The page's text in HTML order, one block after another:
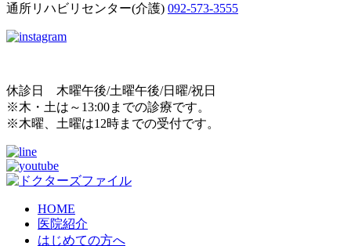
通所リハビリセンター(介護) 092-573-3555
休診日 木曜午後/土曜午後/日曜/祝日
※木・土は～13:00までの診療です。
※木曜、土曜は12時までの受付です。
HOME
医院紹介
はじめての方へ